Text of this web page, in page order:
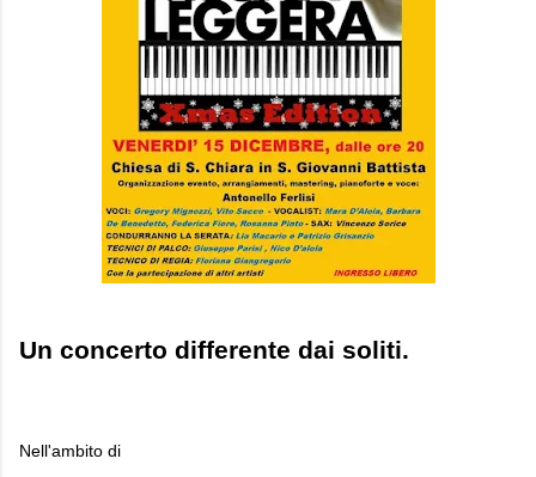
Un concerto differente dai soliti.
Nell'ambito di